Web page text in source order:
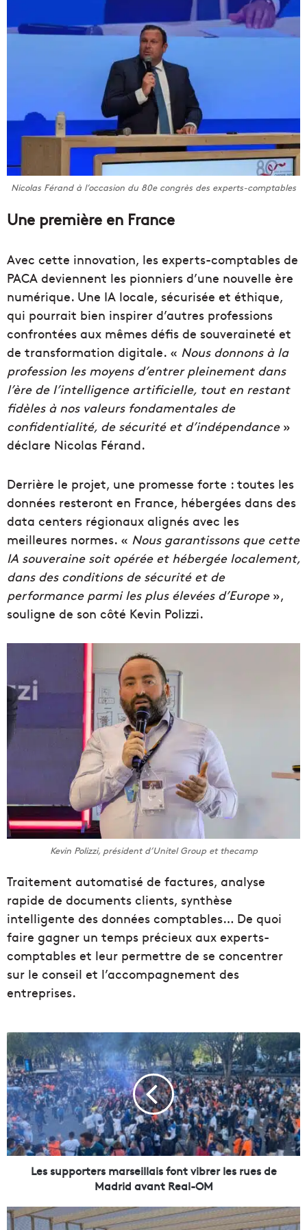
Nicolas Férand à l’occasion du 80e congrès des experts-comptables
Une première en France
Avec cette innovation, les experts-comptables de
PACA deviennent les pionniers d’une nouvelle ère
numérique. Une IA locale, sécurisée et éthique,
qui pourrait bien inspirer d’autres professions
confrontées aux mêmes défis de souveraineté et
de transformation digitale. « Nous donnons à la
profession les moyens d’entrer pleinement dans
l’ère de l’intelligence artificielle, tout en restant
fidèles à nos valeurs fondamentales de
confidentialité, de sécurité et d’indépendance»
déclare Nicolas Férand.
Derrière le projet, une promesse forte : toutes les
données resteront en France, hébergées dans des
data centers régionaux alignés avec les
meilleures normes. « Nous garantissons que cette
IA souveraine soit opérée et hébergée localement,
dans des conditions de sécurité et de
performance parmi les plus élevées d’Europe»,
souligne de son côté Kevin Polizzi.
Kevin Polizzi, président d’Unitel Group et thecamp
Traitement automatisé de factures, analyse
rapide de documents clients, synthèse
intelligente des données comptables… De quoi
faire gagner un temps précieux aux experts-
comptables et leur permettre de se concentrer
sur le conseil et l’accompagnement des
entreprises.
L
e
s
s
u
p
p
o
r
s
m
Les supporters marseillais font vibrer les rues de
Madrid avant Real-OM
U